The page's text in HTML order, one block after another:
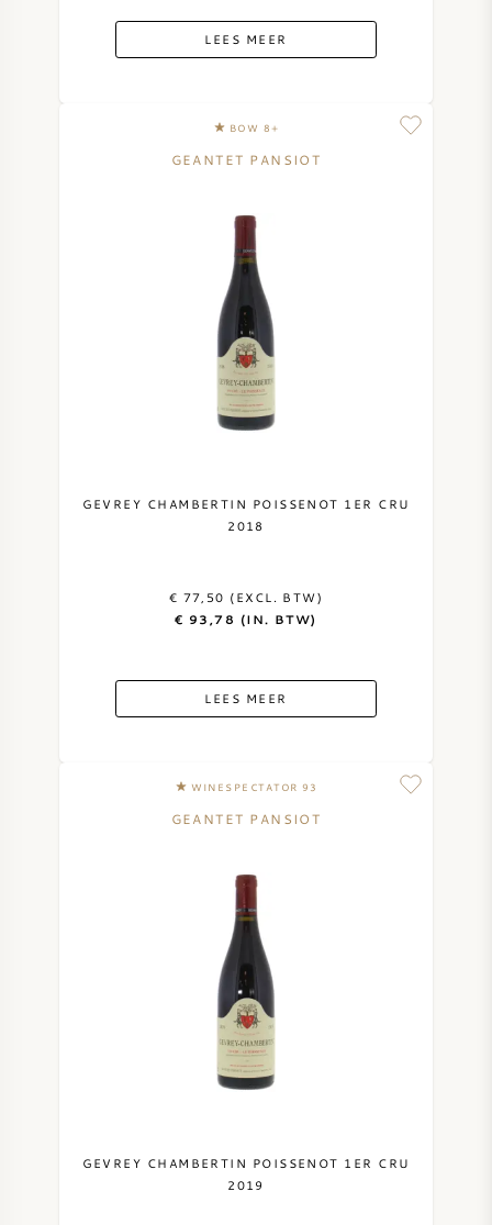
LEES MEER
BOW 8+
GEANTET PANSIOT
GEVREY CHAMBERTIN POISSENOT 1ER CRU
2018
€ 77,50 (EXCL. BTW)
€ 93,78 (IN. BTW)
LEES MEER
WINESPECTATOR 93
GEANTET PANSIOT
GEVREY CHAMBERTIN POISSENOT 1ER CRU
2019